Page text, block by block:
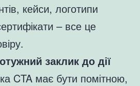
кейси, логотипи
– все це
заклик до дії
CTA має бути помітною,